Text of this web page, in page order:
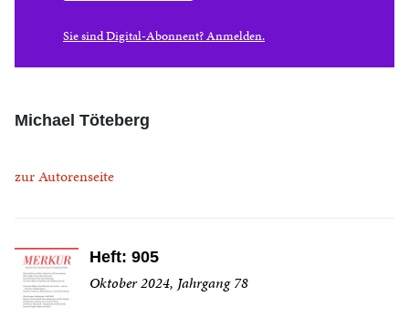
Sie sind Digital-Abonnent? Anmelden.
Michael Töteberg
zur Autorenseite
Heft: 905
Oktober 2024, Jahrgang 78